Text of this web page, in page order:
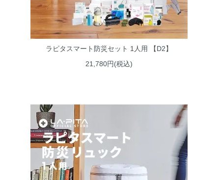
ラピタスマート防災セット 1人用 【D2】
21,780円(税込)